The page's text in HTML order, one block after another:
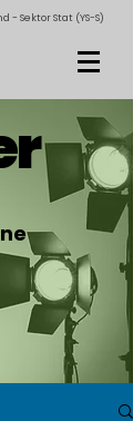
- Sektor Stat (YS-S)